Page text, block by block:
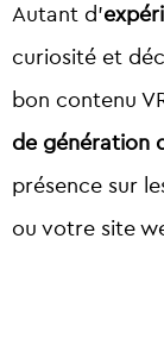
Autant d’
curiosité et
bon contenu
de génération
présence sur
ou votre site